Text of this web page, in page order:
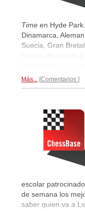
Time en Hyde
Dinamarca,
Suecia, Gran
habían disputado a
Más... Comentarios
escolar
de semana los
saber quien va a